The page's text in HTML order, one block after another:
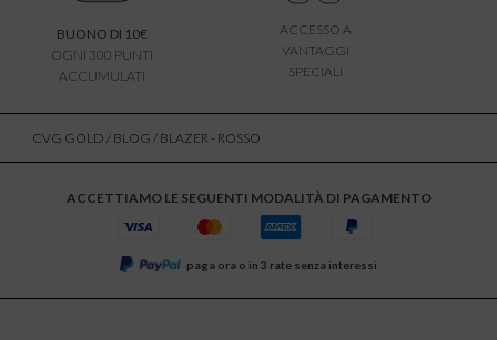
BUONO DI 10€
OGNI 300 PUNTI
ACCUMULATI
ACCESSO A
VANTAGGI
SPECIALI
CVG GOLD / BLOG / BLAZER - ROSSO
ACCETTIAMO LE SEGUENTI MODALITÀ DI PAGAMENTO
paga ora o in 3 rate senza interessi